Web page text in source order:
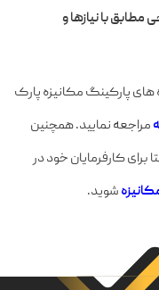
با نیازها و
های پارکینگ مکانیزه پارک
مراجعه نمایید. همچنین
برای کارفرمایان خود در
شوید.